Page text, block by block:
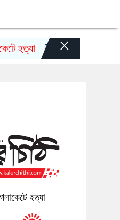
মুজিববর্ষ উদযাপনে ৯৮২
×
হত্যা